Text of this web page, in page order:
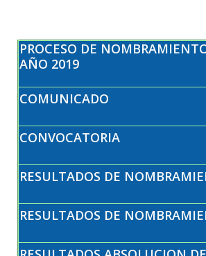
PROCESO DE
AÑO 2019
COMUNICADO
CONVOCATORIA
RESULTADOS DE
RESULTADOS DE